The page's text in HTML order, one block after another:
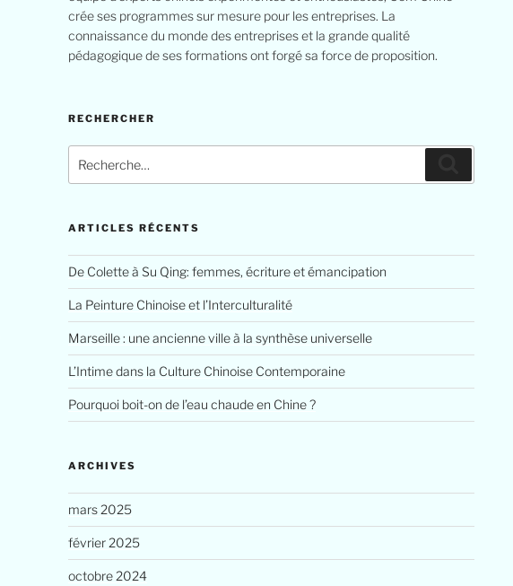
crée ses programmes sur mesure pour les entreprises. La
connaissance du monde des entreprises et la grande qualité
pédagogique de ses formations ont forgé sa force de proposition.
RECHERCHER
pour
ARTICLES RÉCENTS
De Colette à Su Qing: femmes, écriture et émancipation
La Peinture Chinoise et l’Interculturalité
Marseille : une ancienne ville à la synthèse universelle
L’Intime dans la Culture Chinoise Contemporaine
Pourquoi boit-on de l’eau chaude en Chine ?
ARCHIVES
mars 2025
février 2025
octobre 2024